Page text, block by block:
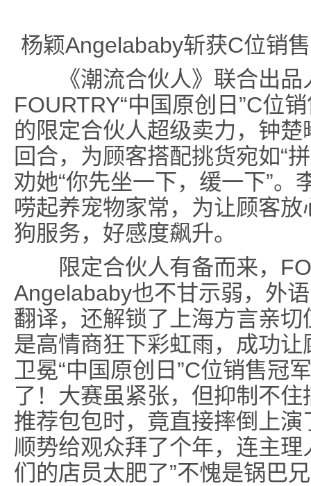
杨颖Angelababy斩获C位销
《潮流合伙人》联合出品
FOURTRY“中国原创日”C位
的限定合伙人超级卖力，钟
回合，为顾客搭配挑货宛如“
劝她“你先坐一下，缓一下”
唠起养宠物家常，为让顾客
狗服务，好感度飙升。
限定合伙人有备而来，
Angelababy也不甘示弱，外
翻译，还解锁了上海方言亲
是高情商狂下彩虹雨，成功
卫冕“中国原创日”C位销售冠
了！大赛虽紧张，但抑制不
推荐包包时，竟直接摔倒上
顺势给观众拜了个年，连主
们的店员太肥了”不愧是锅巴